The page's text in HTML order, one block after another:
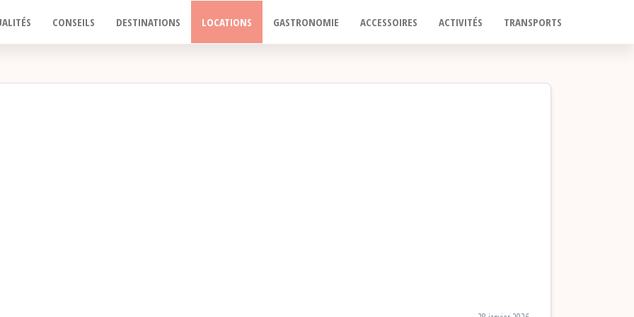
CONSEILS DESTINATIONS LOCATIONS GASTRONOMIE ACCESSOIRES ACTIVITÉS TRANSPORTS